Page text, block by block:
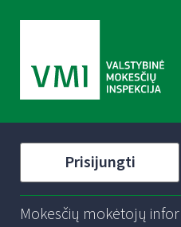
Prisijungti
Mokesčių mokėtojų